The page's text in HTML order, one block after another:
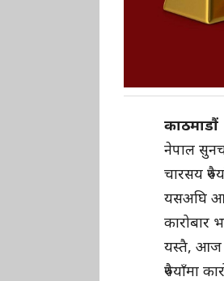
काठमाडौं
नेपाल
चारसय
यसअघि
कारोबार
यस्तै, आज
रुपैयाँमा